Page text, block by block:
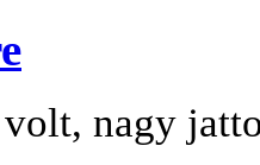
nagy